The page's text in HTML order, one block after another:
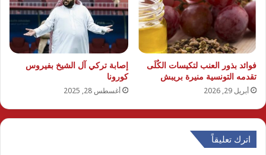
فوائد بذور العنب لتكيسات الكُلَى
تقدمه التونسية منيرة بريبش
أبريل 29, 2026
إصابة تركي آل الشيخ بفيروس
كورونا
أغسطس 28, 2025
اترك تعليقاً